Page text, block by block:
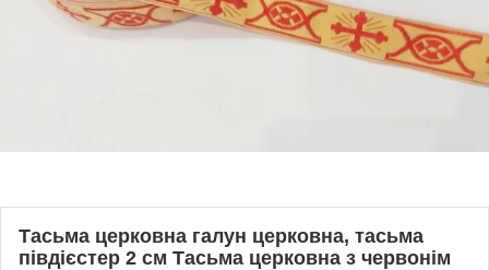
Тасьма церковна галун церковна, тасьма
півдієстер 2 см Тасьма церковна з червонім